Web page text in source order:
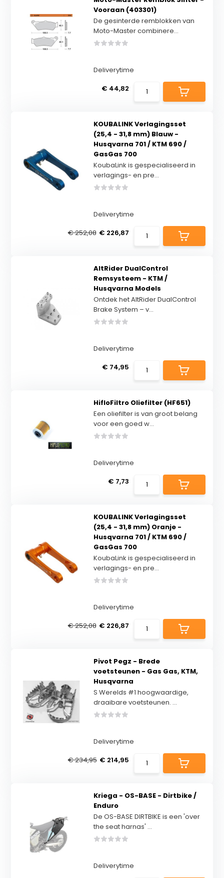
Vooraan (403301)
De gesinterde remblokken van
Moto-Master combinere...
Deliverytime
€ 44,82
KOUBALINK Verlagingsset
(25,4 - 31,8 mm) Blauw -
Husqvarna 701 / KTM 690 /
GasGas 700
KoubaLink is gespecialiseerd in
verlagings- en pre...
Deliverytime
€ 252,08 € 226,87
AltRider DualControl
Remsysteem - KTM /
Husqvarna Models
Ontdek het AltRider DualControl
Brake System – v...
Deliverytime
€ 74,95
HifloFiltro Oliefilter (HF651)
Een oliefilter is van groot belang
voor een goed w...
Deliverytime
€ 7,73
KOUBALINK Verlagingsset
(25,4 - 31,8 mm) Oranje -
Husqvarna 701 / KTM 690 /
GasGas 700
KoubaLink is gespecialiseerd in
verlagings- en pre...
Deliverytime
€ 252,08 € 226,87
Pivot Pegz - Brede
voetsteunen - Gas Gas, KTM,
Husqvarna
S Werelds #1 hoogwaardige,
draaibare voetsteunen. ...
Deliverytime
€ 234,95 € 214,95
Kriega - OS-BASE - Dirtbike /
Enduro
De OS-BASE DIRTBIKE is een 'over
the seat harnas' ...
Deliverytime